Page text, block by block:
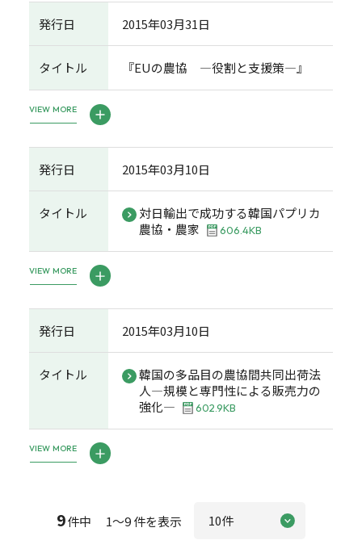
発行日 2015年03月31日
タイトル 『EUの農協 ―役割と支援策―』
VIEW MORE
発行日 2015年03月10日
タイトル
対日輸出で成功する韓国パプリカ
農協・農家
606.4KB
VIEW MORE
発行日 2015年03月10日
タイトル
韓国の多品目の農協間共同出荷法
人―規模と専門性による販売力の
強化―
602.9KB
VIEW MORE
9件中 1～9 件を表示